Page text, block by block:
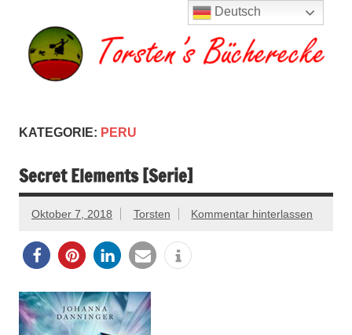
springen
KATEGORIE: PERU
Secret Elements [Serie]
Oktober 7, 2018 Torsten Kommentar hinterlassen
Deutsch